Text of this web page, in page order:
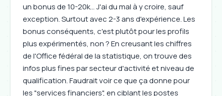
un bonus de 10-20k... J'ai du mal à y croire, sauf
exception. Surtout avec 2-3 ans d'expérience. Les
bonus conséquents, c'est plutôt pour les profils
plus expérimentés, non ? En creusant les chiffres
de l'Office fédéral de la statistique, on trouve des
infos plus fines par secteur d'activité et niveau de
qualification. Faudrait voir ce que ça donne pour
les "services financiers", en ciblant les postes